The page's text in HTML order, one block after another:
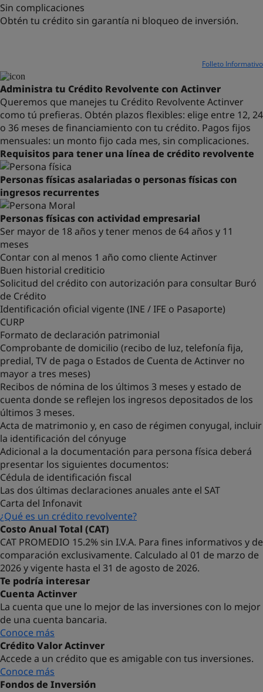
Sin complicaciones
Obtén tu crédito sin garantía ni bloqueo de inversión.
Folleto Informativo
Administra tu Crédito Revolvente con Actinver
Queremos que manejes tu Crédito Revolvente Actinver
como tú prefieras. Obtén plazos flexibles: elige entre 12, 24
o 36 meses de financiamiento con tu crédito. Pagos fijos
mensuales: un monto fijo cada mes, sin complicaciones.
Requisitos para tener una línea de crédito revolvente
Personas físicas asalariadas o personas físicas con
ingresos recurrentes
Personas físicas con actividad empresarial
Ser mayor de 18 años y tener menos de 64 años y 11
meses
Contar con al menos 1 año como cliente Actinver
Buen historial crediticio
Solicitud del crédito con autorización para consultar Buró
de Crédito
Identificación oficial vigente (INE / IFE o Pasaporte)
CURP
Formato de declaración patrimonial
Comprobante de domicilio (recibo de luz, telefonía fija,
predial, TV de paga o Estados de Cuenta de Actinver no
mayor a tres meses)
Recibos de nómina de los últimos 3 meses y estado de
cuenta donde se reflejen los ingresos depositados de los
últimos 3 meses.
Acta de matrimonio y, en caso de régimen conyugal, incluir
la identificación del cónyuge
Adicional a la documentación para persona física deberá
presentar los siguientes documentos:
Cédula de identificación fiscal
Las dos últimas declaraciones anuales ante el SAT
Carta del Infonavit
¿Qué es un crédito revolvente?
Costo Anual Total (CAT)
CAT PROMEDIO 15.2% sin I.V.A. Para fines informativos y de
comparación exclusivamente. Calculado al 01 de marzo de
2026 y vigente hasta el 31 de agosto de 2026.
Te podría interesar
Cuenta Actinver
La cuenta que une lo mejor de las inversiones con lo mejor
de una cuenta bancaria.
Conoce más
Crédito Valor Actinver
Accede a un crédito que es amigable con tus inversiones.
Conoce más
Fondos de Inversión